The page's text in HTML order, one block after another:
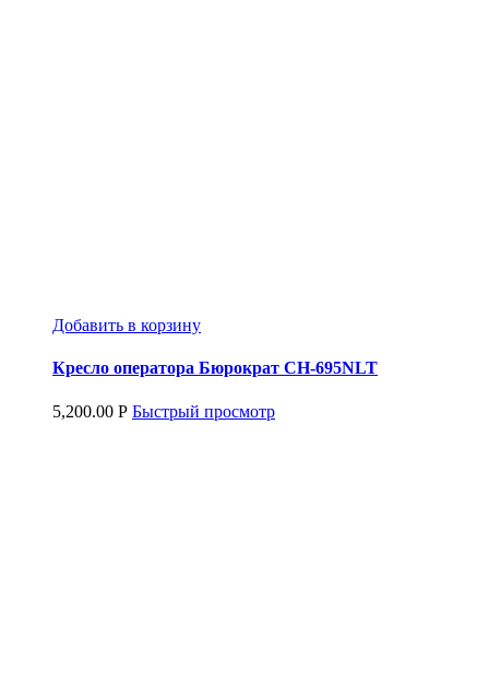
Добавить в корзину
Кресло оператора Бюрократ CH-695NLT
5,200.00 Р Быстрый просмотр